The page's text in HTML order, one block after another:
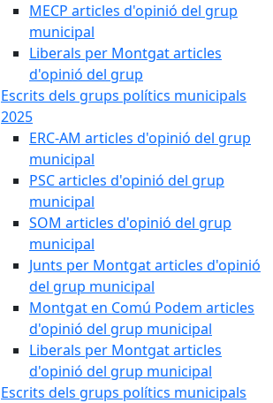
MECP articles d'opinió del grup
municipal
Liberals per Montgat articles
d'opinió del grup
Escrits dels grups polítics municipals
2025
ERC-AM articles d'opinió del grup
municipal
PSC articles d'opinió del grup
municipal
SOM articles d'opinió del grup
municipal
Junts per Montgat articles d'opinió
del grup municipal
Montgat en Comú Podem articles
d'opinió del grup municipal
Liberals per Montgat articles
d'opinió del grup municipal
Escrits dels grups polítics municipals